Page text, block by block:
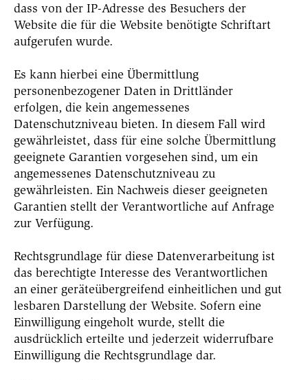
dass von der IP-Adresse des Besuchers der
Website die für die Website benötigte Schriftart
aufgerufen wurde.
Es kann hierbei eine Übermittlung
personenbezogener Daten in Drittländer
erfolgen, die kein angemessenes
Datenschutzniveau bieten. In diesem Fall wird
gewährleistet, dass für eine solche Übermittlung
geeignete Garantien vorgesehen sind, um ein
angemessenes Datenschutzniveau zu
gewährleisten. Ein Nachweis dieser geeigneten
Garantien stellt der Verantwortliche auf Anfrage
zur Verfügung.
Rechtsgrundlage für diese Datenverarbeitung ist
das berechtigte Interesse des Verantwortlichen
an einer geräteübergreifend einheitlichen und gut
lesbaren Darstellung der Website. Sofern eine
Einwilligung eingeholt wurde, stellt die
ausdrücklich erteilte und jederzeit widerrufbare
Einwilligung die Rechtsgrundlage dar.